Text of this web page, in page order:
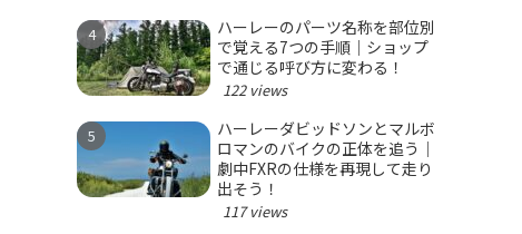
ハーレーのパーツ名称を部位別
で覚える7つの手順｜ショップ
で通じる呼び方に変わる！
122 views
ハーレーダビッドソンとマルボ
ロマンのバイクの正体を追う｜
劇中FXRの仕様を再現して走り
出そう！
117 views